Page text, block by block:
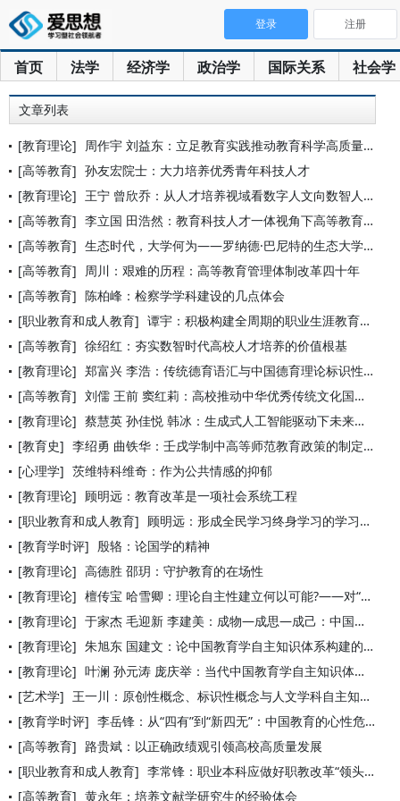
首页 法学 经济学 政治学 国际关系 社会学
登录 注册
文章列表
[教育理论] 周作宇 刘益东：立足教育实践推动教育科学高质量发展
[高等教育] 孙友宏院士：大力培养优秀青年科技人才
[教育理论] 王宁 曾欣乔：从人才培养视域看数字人文向数智人文的转变
[高等教育] 李立国 田浩然：教育科技人才一体视角下高等教育公平新论
[高等教育] 生态时代，大学何为——罗纳德·巴尼特的生态大学理念
[高等教育] 周川：艰难的历程：高等教育管理体制改革四十年
[高等教育] 陈柏峰：检察学学科建设的几点体会
[职业教育和成人教育] 谭宇：积极构建全周期的职业生涯教育体系
[高等教育] 徐绍红：夯实数智时代高校人才培养的价值根基
[教育理论] 郑富兴 李浩：传统德育语汇与中国德育理论标识性概念生成策略
[高等教育] 刘儒 王前 窦红莉：高校推动中华优秀传统文化国际传播的知识转
[教育理论] 蔡慧英 孙佳悦 韩冰：生成式人工智能驱动下未来教师的角色演进
[教育史] 李绍勇 曲铁华：壬戌学制中高等师范教育政策的制定及启示
[心理学] 茨维特科维奇：作为公共情感的抑郁
[教育理论] 顾明远：教育改革是一项社会系统工程
[职业教育和成人教育] 顾明远：形成全民学习终身学习的学习型社会
[教育学时评] 殷辂：论国学的精神
[教育理论] 高德胜 邵玥：守护教育的在场性
[教育理论] 檀传宝 哈雪卿：理论自主性建立何以可能?——对“中国教育学自
[教育理论] 于家杰 毛迎新 李建美：成物—成思—成己：中国教育学自主知识
[教育理论] 朱旭东 国建文：论中国教育学自主知识体系构建的三维逻辑与概念
[教育理论] 叶澜 孙元涛 庞庆举：当代中国教育学自主知识体系的内生建构—
[艺术学] 王一川：原创性概念、标识性概念与人文学科自主知识体系建构 —
[教育学时评] 李岳锋：从“四有”到“新四无”：中国教育的心性危机与出路
[高等教育] 路贵斌：以正确政绩观引领高校高质量发展
[职业教育和成人教育] 李常锋：职业本科应做好职教改革“领头羊”
[高等教育] 黄永年：培养文献学研究生的经验体会